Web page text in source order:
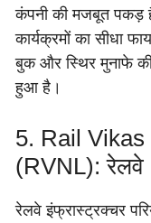
कंपनी की मजबूत पकड़
कार्यक्रमों का सीधा
बुक और स्थिर मुनाफे
हुआ है।
5. Rail
(RVNL): रेलवे
रेलवे इंफ्रास्ट्रक्चर